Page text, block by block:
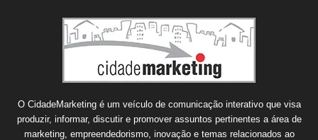
O CidadeMarketing é um veículo de comunicação interativo que visa
produzir, informar, discutir e promover assuntos pertinentes a área de
marketing, empreendedorismo, inovação e temas relacionados ao